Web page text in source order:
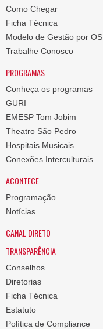
Como Chegar
Ficha Técnica
Modelo de Gestão por OS
Trabalhe Conosco
PROGRAMAS
Conheça os programas
GURI
EMESP Tom Jobim
Theatro São Pedro
Hospitais Musicais
Conexões Interculturais
ACONTECE
Programação
Notícias
CANAL DIRETO
TRANSPARÊNCIA
Conselhos
Diretorias
Ficha Técnica
Estatuto
Política de Compliance